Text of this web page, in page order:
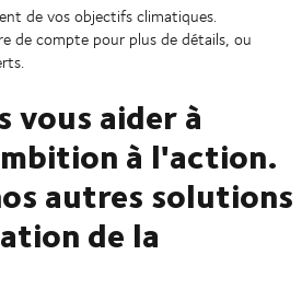
de vos objectifs climatiques.
de compte pour plus de détails, ou
vous aider à
à l'action.
autres solutions
de la